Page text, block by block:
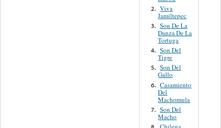
2. Viva
Jamiltepec
3. Son De La
Danza De La
Tortuga
4. Son Del
Tigre
5. Son Del
Gallo
6. Casamiento
Del
Machomula
7. Son Del
Macho